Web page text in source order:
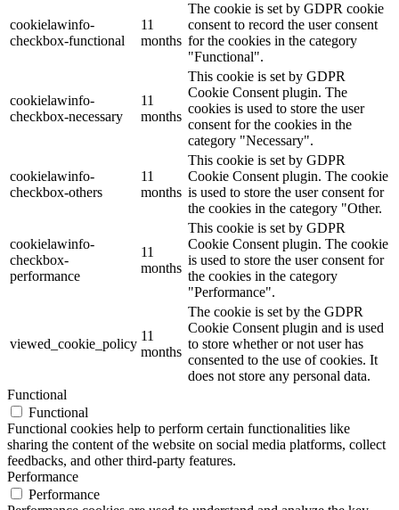
cookielawinfo-
checkbox-functional
11
months
The cookie is set by GDPR cookie
consent to record the user consent
for the cookies in the category
"Functional".
cookielawinfo-
checkbox-necessary
11
months
This cookie is set by GDPR
Cookie Consent plugin. The
cookies is used to store the user
consent for the cookies in the
category "Necessary".
cookielawinfo-
checkbox-others
11
months
This cookie is set by GDPR
Cookie Consent plugin. The cookie
is used to store the user consent for
the cookies in the category "Other.
cookielawinfo-
checkbox-
performance
11
months
This cookie is set by GDPR
Cookie Consent plugin. The cookie
is used to store the user consent for
the cookies in the category
"Performance".
viewed_cookie_policy
11
months
The cookie is set by the GDPR
Cookie Consent plugin and is used
to store whether or not user has
consented to the use of cookies. It
does not store any personal data.
Functional
Functional
Functional cookies help to perform certain functionalities like
sharing the content of the website on social media platforms, collect
feedbacks, and other third-party features.
Performance
Performance